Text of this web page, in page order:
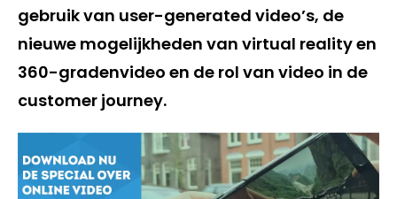
gebruik van user-generated video’s, de
nieuwe mogelijkheden van virtual reality en
360-gradenvideo en de rol van video in de
customer journey.